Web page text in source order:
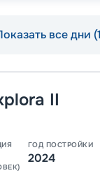
все дни
II
ГОД ПОСТРОЙКИ
2024